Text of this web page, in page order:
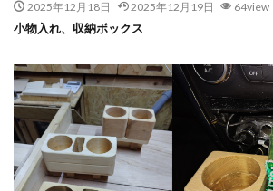
2025年12月18日 2025年12月19日 64view
小物入れ、収納ボックス